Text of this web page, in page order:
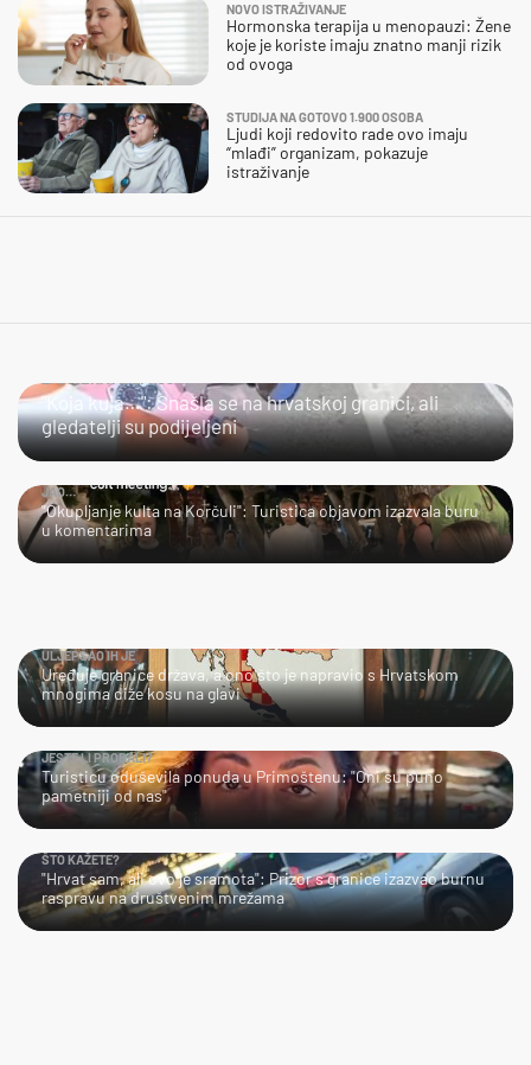
NOVO ISTRAŽIVANJE
Hormonska terapija u menopauzi: Žene
koje je koriste imaju znatno manji rizik
od ovoga
STUDIJA NA GOTOVO 1.900 OSOBA
Ljudi koji redovito rade ovo imaju
“mlađi” organizam, pokazuje
istraživanje
ZAMJERATE LI JOJ?
"Koja kuja…": Snašla se na hrvatskoj granici, ali
gledatelji su podijeljeni
JAO…
"Okupljanje kulta na Korčuli": Turistica objavom izazvala buru
u komentarima
ULJEPŠAO IH JE
Uređuje granice država, a ono što je napravio s Hrvatskom
mnogima diže kosu na glavi
JESTE LI PROBALI?
Turisticu oduševila ponuda u Primoštenu: "Oni su puno
pametniji od nas"
ŠTO KAŽETE?
"Hrvat sam, ali ovo je sramota": Prizor s granice izazvao burnu
raspravu na društvenim mrežama